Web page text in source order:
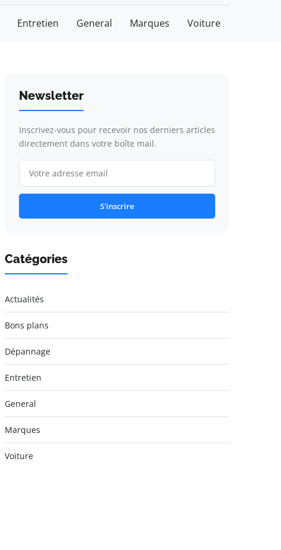
Entretien General Marques Voiture
Newsletter
Inscrivez-vous pour recevoir nos derniers articles
directement dans votre boîte mail.
S'inscrire
Catégories
Actualités
Bons plans
Dépannage
Entretien
General
Marques
Voiture